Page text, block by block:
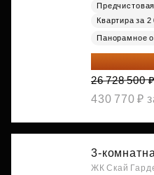
Квартира за
Панорамное
22 184 655
26 728 500 ₽
430 770 ₽
3-
ЖК Скай